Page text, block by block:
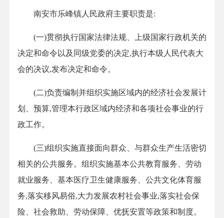
南安市乐峰镇人民政府主要职责是:
(一)贯彻执行国家法律法规、上级国家行政机关的
决定和命令以及同级党委的决定,执行本级人民代表大
会的决议,发布决定和命令。
(二)负责编制并组织实施区域内的经济社会发展计
划、预算,管理本行政区域内经济和各项社会事业的行
政工作。
(三)组织实施直接面向群众、与群众生产生活密切
相关的公共服务。组织实施基本公共教育服务、劳动
就业服务、基本医疗卫生健康服务、公共文化体育服
务,落实移风易俗,大力发展农村社会事业,落实社会保
险、社会救助、劳动保障、优抚安置等政策和制度。